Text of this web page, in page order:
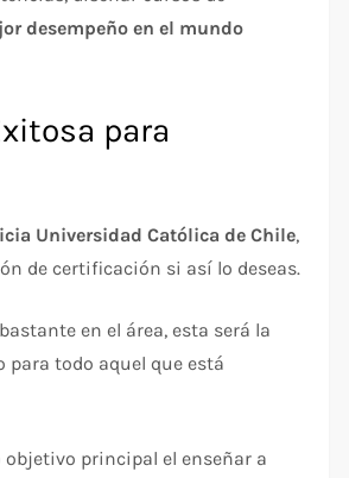
desempeño en el mundo
para
Universidad Católica de Chile,
de certificación si así lo deseas.
en el área, esta será la
para todo aquel que está
objetivo principal el enseñar a